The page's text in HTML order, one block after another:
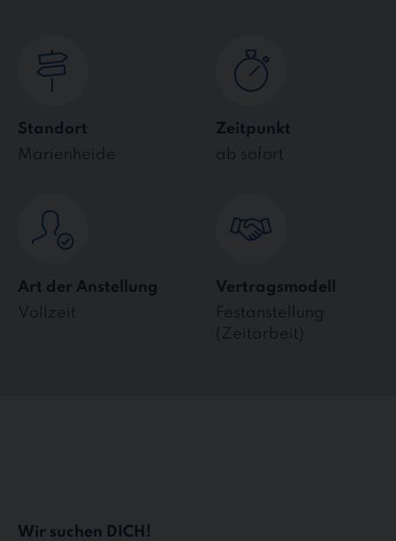
Standort
Marienheide
Zeitpunkt
ab sofort
Art der Anstellung
Vollzeit
Vertragsmodell
Festanstellung
(Zeitarbeit)
Wir suchen DICH!